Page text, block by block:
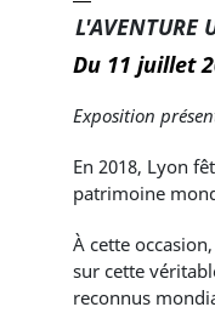
L'AVENTURE
Du 11 juillet
Exposition
En 2018, Lyon
patrimoine
À cette
sur cette
reconnus